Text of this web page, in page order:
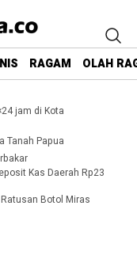
RAGAM OLAH
jam di Kota
Tanah Papua
Kas Daerah Rp23
Botol Miras